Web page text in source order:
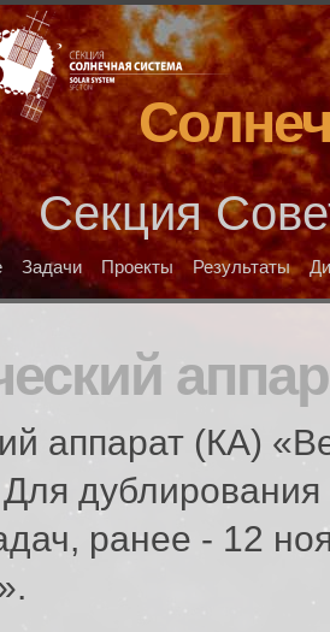
Секция
Задачи Проекты Результаты
аппарат (КА)
Для
ранее - 12